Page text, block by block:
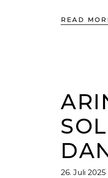
READ
26. Juli 2025